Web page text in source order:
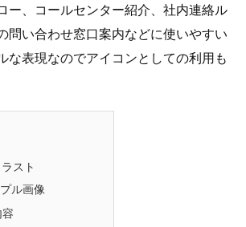
ー、コールセンター紹介、社内連絡ル
問い合わせ窓口案内などに使いやすい
な表現なのでアイコンとしての利用も
スト
ル画像